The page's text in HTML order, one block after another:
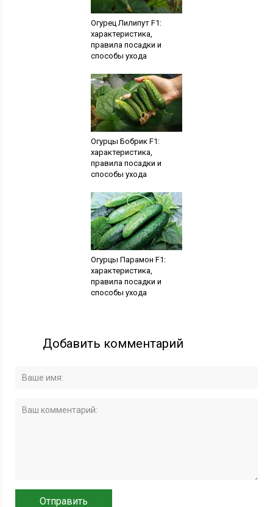
Огурец Лилипут F1:
характеристика,
правила посадки и
способы ухода
Огурцы Бобрик F1:
характеристика,
правила посадки и
способы ухода
Огурцы Парамон F1:
характеристика,
правила посадки и
способы ухода
Добавить комментарий